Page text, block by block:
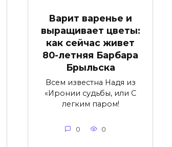
Варит варенье и
выращивает цветы:
как сейчас живет
80-летняя Барбара
Брыльска
Всем известна Надя из
«Иронии судьбы, или С
легким паром!
0 0